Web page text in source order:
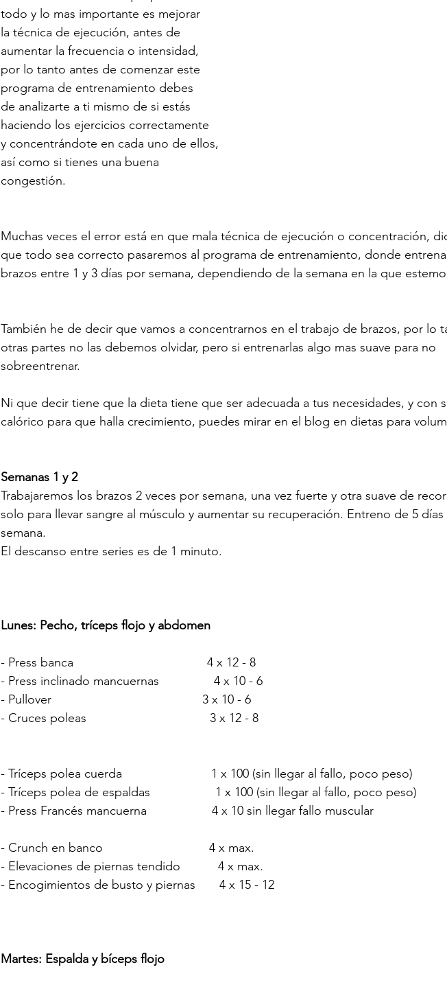
todo y lo mas importante es mejorar
la técnica de ejecución, antes de
aumentar la frecuencia o intensidad,
por lo tanto antes de comenzar este
programa de entrenamiento debes
de analizarte a ti mismo de si estás
haciendo los ejercicios correctamente
y concentrándote en cada uno de ellos,
así como si tienes una buena
congestión.
Muchas veces el error está en que mala técnica de ejecución o concentración,
que todo sea correcto pasaremos al programa de entrenamiento, donde
brazos entre 1 y 3 días por semana, dependiendo de la semana en la que
También he de decir que vamos a concentrarnos en el trabajo de brazos, por lo
otras partes no las debemos olvidar, pero si entrenarlas algo mas suave para no
sobreentrenar.
Ni que decir tiene que la dieta tiene que ser adecuada a tus necesidades, y con
calórico para que halla crecimiento, puedes mirar en el blog en dietas para
Semanas 1 y 2
Trabajaremos los brazos 2 veces por semana, una vez fuerte y otra suave de
solo para llevar sangre al músculo y aumentar su recuperación. Entreno de 5 días
semana.
El descanso entre series es de 1 minuto.
Lunes: Pecho, tríceps flojo y abdomen
- Press banca                                       4 x 12 - 8
- Press inclinado mancuernas                4 x 10 - 6
- Pullover                                            3 x 10 - 6
- Cruces poleas                                    3 x 12 - 8
- Tríceps polea cuerda                          1 x 100 (sin llegar al fallo, poco peso)
- Tríceps polea de espaldas                   1 x 100 (sin llegar al fallo, poco peso)
- Press Francés mancuerna                   4 x 10 sin llegar fallo muscular
- Crunch en banco                               4 x max.
- Elevaciones de piernas tendido           4 x max.
- Encogimientos de busto y piernas       4 x 15 - 12
Martes: Espalda y bíceps flojo